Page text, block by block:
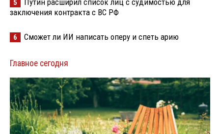
5
заключения контракта с ВС РФ
6 Сможет ли ИИ написать оперу и спеть арию
Главное сегодня